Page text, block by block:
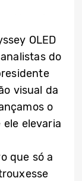
OLED
do
visual da
o
ele elevaria
que só a